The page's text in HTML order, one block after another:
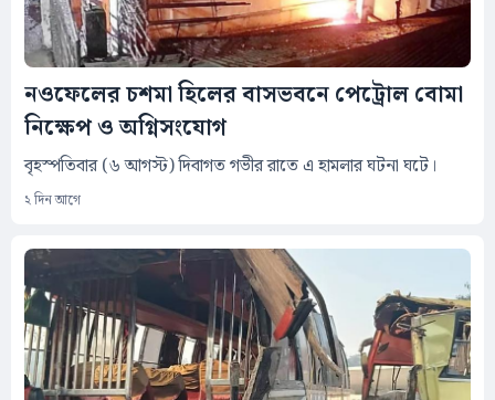
নওফেলের চশমা হিলের বাসভবনে পেট্রোল বোমা
নিক্ষেপ ও অগ্নিসংযোগ
বৃহস্পতিবার (৬ আগস্ট) দিবাগত গভীর রাতে এ হামলার ঘটনা ঘটে।
২ দিন আগে